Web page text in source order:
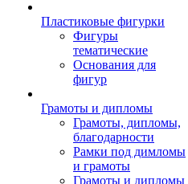
Пластиковые фигурки
Фигуры
тематические
Основания для
фигур
Грамоты и дипломы
Грамоты, дипломы,
благодарности
Рамки под димломы
и грамоты
Грамоты и дипломы